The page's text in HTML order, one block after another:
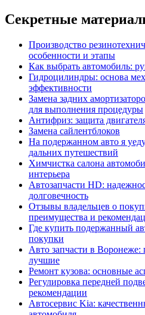
Секретные
Производство
особенности и этапы
Как выбрать автомобиль:
Гидроцилиндры: основа
эффективности
Замена задних
для выполнения процедуры
Антифриз: защита
Замена сайлентблоков
На подержанном авто я
дальних путешествий
Химчистка салона
интерьера
Автозапчасти HD:
долговечность
Отзывы владельцев о
преимущества и
Где купить подержанный
покупки
Авто запчасти в Воронеже:
лучшие
Ремонт кузова: основные
Регулировка передней
рекомендации
Автосервис Kia: